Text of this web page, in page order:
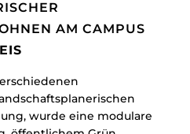
AM CAMPUS
wurde eine modulare